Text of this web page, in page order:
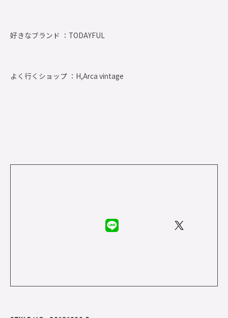
好きなブランド ： TODAYFUL
よく行くショップ ： H,Arca vintage